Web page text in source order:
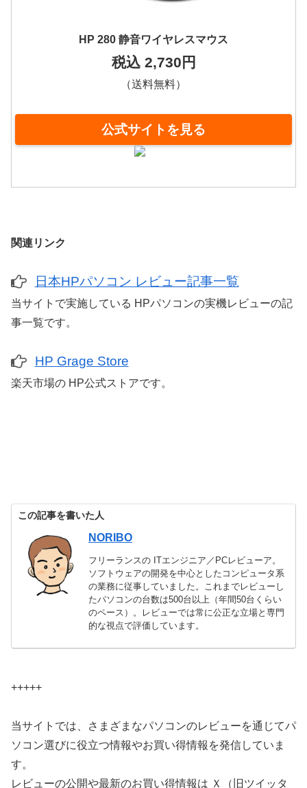
HP 280 静音ワイヤレスマウス
税込 2,730円
（送料無料）
公式サイトを見る
関連リンク
日本HPパソコン レビュー記事一覧
当サイトで実施している HPパソコンの実機レビューの記
事一覧です。
HP Grage Store
楽天市場の HP公式ストアです。
この記事を書いた人
NORIBO
フリーランスの ITエンジニア／PCレビューア。
ソフトウェアの開発を中心としたコンピュータ系
の業務に従事していました。これまでレビューし
たパソコンの台数は500台以上（年間50台くらい
のペース）。レビューでは常に公正な立場と専門
的な視点で評価しています。
+++++
当サイトでは、さまざまなパソコンのレビューを通じてパ
ソコン選びに役立つ情報やお買い得情報を発信していま
す。
レビューの公開や最新のお買い得情報は Ｘ（旧ツイッタ